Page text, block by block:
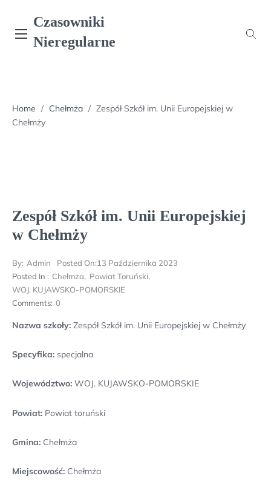
content
Czasowniki
Nieregularne
Home / Chełmża / Zespół Szkół im. Unii Europejskiej w
Chełmży
Zespół Szkół im. Unii Europejskiej
w Chełmży
By: Admin Posted On:13 Października 2023
Posted In : Chełmża, Powiat Toruński,
WOJ. KUJAWSKO-POMORSKIE
Comments: 0
Nazwa szkoły: Zespół Szkół im. Unii Europejskiej w Chełmży
Specyfika: specjalna
Województwo: WOJ. KUJAWSKO-POMORSKIE
Powiat: Powiat toruński
Gmina: Chełmża
Miejscowość: Chełmża